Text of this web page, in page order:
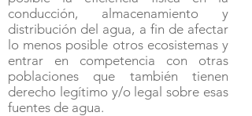
conducción, almacenamiento y
distribución del agua, a fin de afectar
lo menos posible otros ecosistemas y
entrar en competencia con otras
poblaciones que también tienen
derecho legítimo y/o legal sobre esas
fuentes de agua.